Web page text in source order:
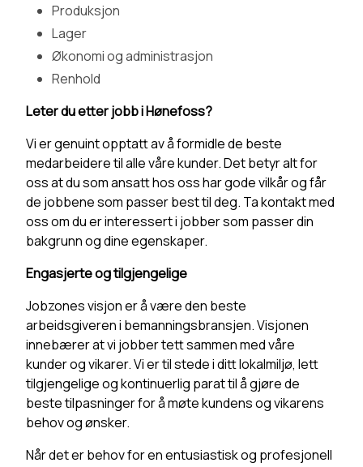
Produksjon
Lager
Økonomi og administrasjon
Renhold
Leter du etter jobb i Hønefoss?
Vi er genuint opptatt av å formidle de beste
medarbeidere til alle våre kunder. Det betyr alt for
oss at du som ansatt hos oss har gode vilkår og får
de jobbene som passer best til deg. Ta kontakt med
oss om du er interessert i jobber som passer din
bakgrunn og dine egenskaper.
Engasjerte og tilgjengelige
Jobzones visjon er å være den beste
arbeidsgiveren i bemanningsbransjen. Visjonen
innebærer at vi jobber tett sammen med våre
kunder og vikarer. Vi er til stede i ditt lokalmiljø, lett
tilgjengelige og kontinuerlig parat til å gjøre de
beste tilpasninger for å møte kundens og vikarens
behov og ønsker.
Når det er behov for en entusiastisk og profesjonell